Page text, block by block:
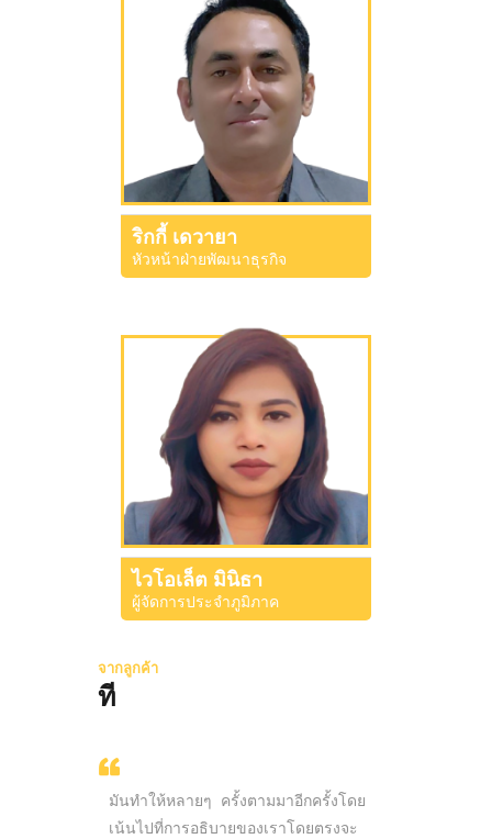
ริกกี้ เดวายา
หัวหน้าฝ่ายพัฒนาธุรกิจ
ไวโอเล็ต มินิธา
ผู้จัดการประจำภูมิภาค
จากลูกค้า
ที
มันทำให้หลายๆ ครั้งตามมาอีกครั้งโดย
เน้นไปที่การอธิบายของเราโดยตรงจะ